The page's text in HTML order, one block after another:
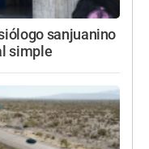
sanjuanino
simple